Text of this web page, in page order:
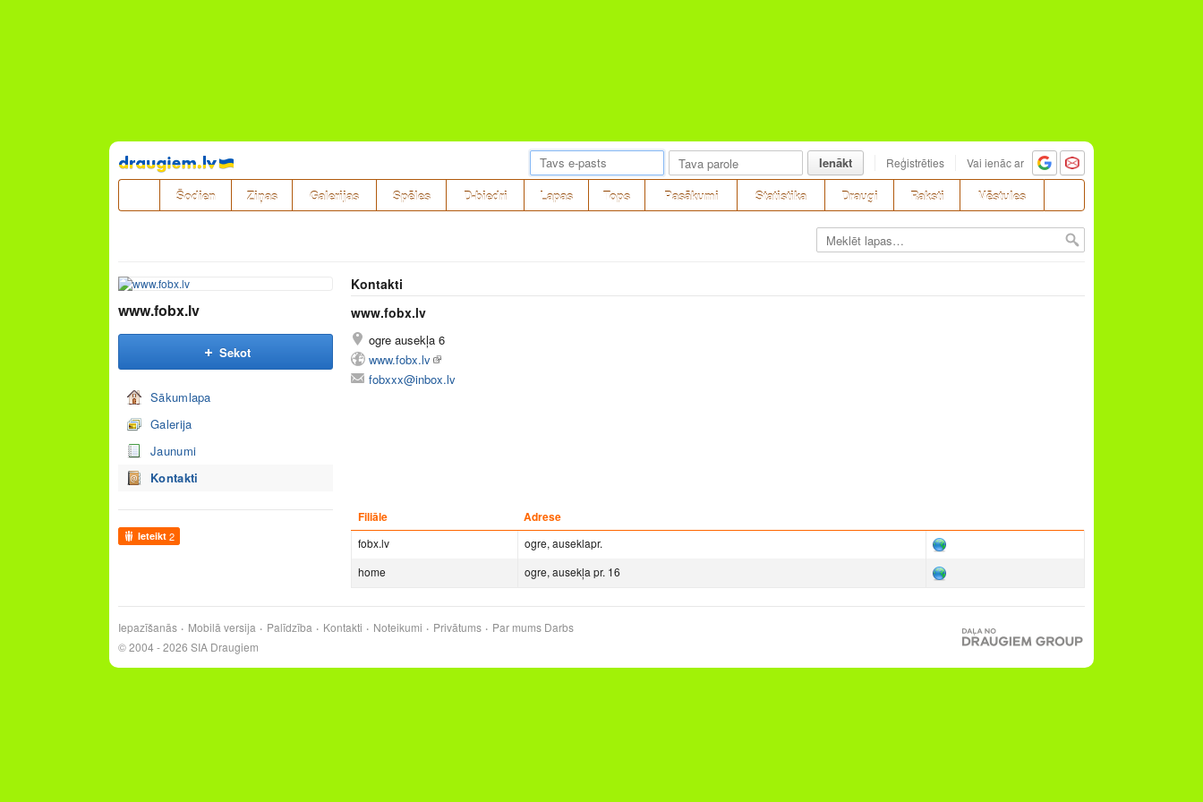
Pāriet
uz
saturu
Ienākt Reģistrēties Vai ienāc ar
Šodien Ziņas Galerijas Spēles D-biedri Lapas Tops Pasākumi Statistika Draugi Raksti Vēstules
www.fobx.lv
Sekot
Sākumlapa
Galerija
Jaunumi
Kontakti
Ieteikt 2
Kontakti
www.fobx.lv
ogre ausekļa 6
www.fobx.lv
fobxxx@inbox.lv
Filiāle Adrese
fobx.lv
ogre, auseklapr.
home
ogre, ausekļa pr. 16
Iepazīšanās Mobilā versija Palīdzība Kontakti Noteikumi Privātums Par mums Darbs
© 2004 - 2026 SIA Draugiem